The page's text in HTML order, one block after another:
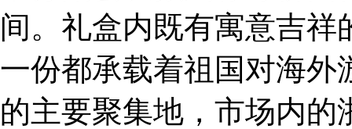
间。礼盒内既有寓意吉
一份都承载着祖国对海外
的主要聚集地，市场内